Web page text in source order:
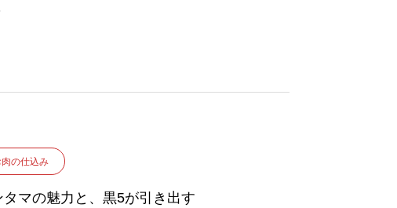
の仕込み
タマの魅力と、黒5が引き出す